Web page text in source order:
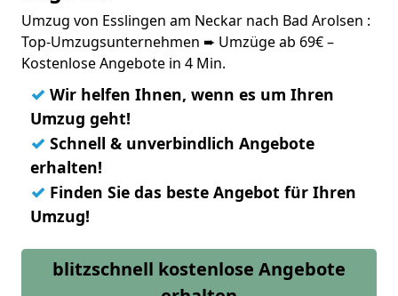
Umzug von Esslingen am Neckar nach Bad Arolsen :
Top-Umzugsunternehmen ➨ Umzüge ab 69€ –
Kostenlose Angebote in 4 Min.
✓ Wir helfen Ihnen, wenn es um Ihren
Umzug geht!
✓ Schnell & unverbindlich Angebote
erhalten!
✓ Finden Sie das beste Angebot für Ihren
Umzug!
blitzschnell kostenlose Angebote